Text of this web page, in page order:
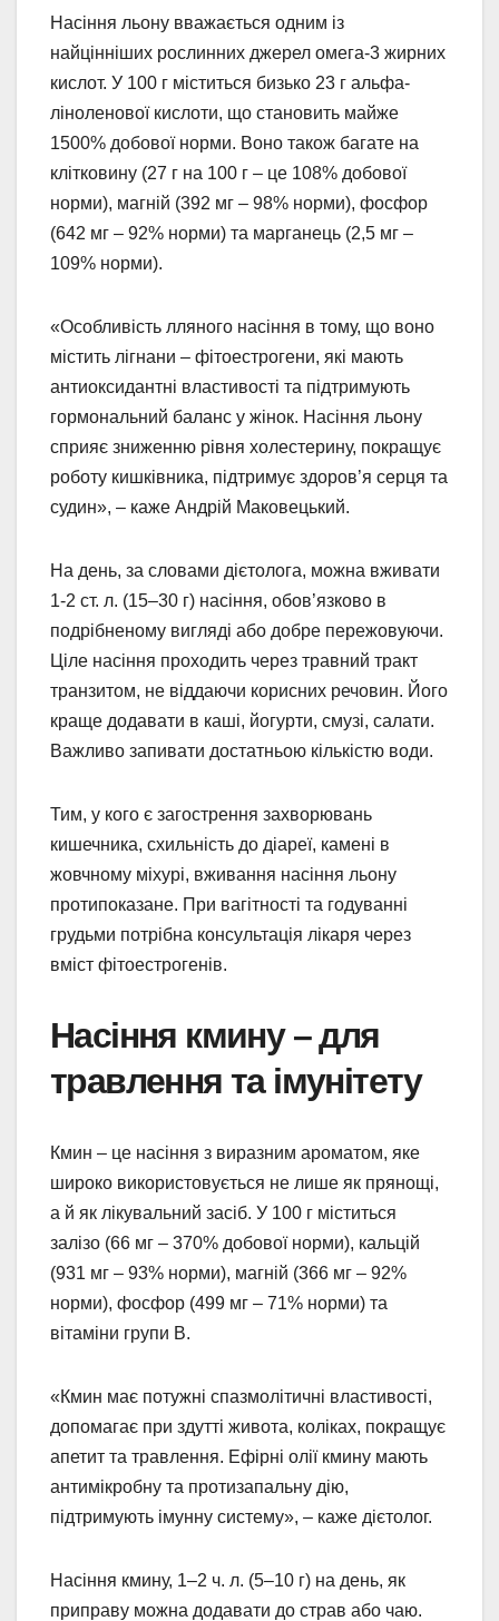
Насіння льону вважається одним із
найцінніших рослинних джерел омега-3 жирних
кислот. У 100 г міститься бизько 23 г альфа-
ліноленової кислоти, що становить майже
1500% добової норми. Воно також багате на
клітковину (27 г на 100 г – це 108% добової
норми), магній (392 мг – 98% норми), фосфор
(642 мг – 92% норми) та марганець (2,5 мг –
109% норми).
«Особливість лляного насіння в тому, що воно
містить лігнани – фітоестрогени, які мають
антиоксидантні властивості та підтримують
гормональний баланс у жінок. Насіння льону
сприяє зниженню рівня холестерину, покращує
роботу кишківника, підтримує здоров’я серця та
судин», – каже Андрій Маковецький.
На день, за словами дієтолога, можна вживати
1-2 ст. л. (15–30 г) насіння, обов’язково в
подрібненому вигляді або добре пережовуючи.
Ціле насіння проходить через травний тракт
транзитом, не віддаючи корисних речовин. Його
краще додавати в каші, йогурти, смузі, салати.
Важливо запивати достатньою кількістю води.
Тим, у кого є загострення захворювань
кишечника, схильність до діареї, камені в
жовчному міхурі, вживання насіння льону
протипоказане. При вагітності та годуванні
грудьми потрібна консультація лікаря через
вміст фітоестрогенів.
Насіння кмину – для
травлення та імунітету
Кмин – це насіння з виразним ароматом, яке
широко використовується не лише як прянощі,
а й як лікувальний засіб. У 100 г міститься
залізо (66 мг – 370% добової норми), кальцій
(931 мг – 93% норми), магній (366 мг – 92%
норми), фосфор (499 мг – 71% норми) та
вітаміни групи В.
«Кмин має потужні спазмолітичні властивості,
допомагає при здутті живота, коліках, покращує
апетит та травлення. Ефірні олії кмину мають
антимікробну та протизапальну дію,
підтримують імунну систему», – каже дієтолог.
Насіння кмину, 1–2 ч. л. (5–10 г) на день, як
приправу можна додавати до страв або чаю.